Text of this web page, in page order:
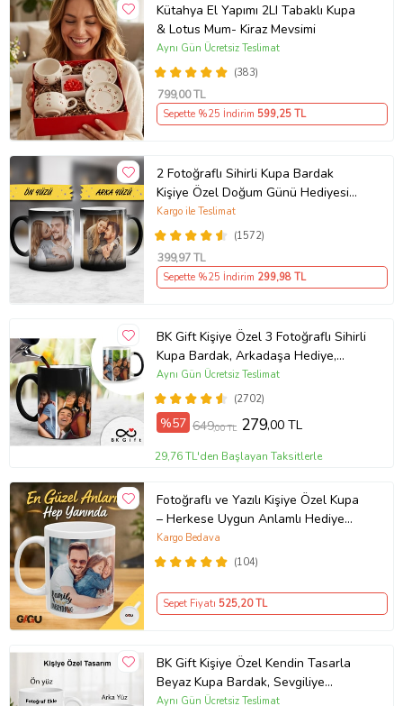
Kütahya El Yapımı 2LI Tabaklı Kupa
& Lotus Mum- Kiraz Mevsimi
(383)
Aynı Gün Ücretsiz Teslimat
799,00 TL
Sepette %25 İndirim 599,25 TL
2 Fotoğraflı Sihirli Kupa Bardak
Kişiye Özel Doğum Günü Hediyesi
Sevgiliye Hediye Anneye Babaya
Ablaya Abiye Kız Erkek Kardeşe
Arkadaşa Resimli Günü Yıl Dönümü
Hediyesi
(1572)
Kargo ile Teslimat
399,97 TL
Sepette %25 İndirim 299,98 TL
BK Gift Kişiye Özel 3 Fotoğraflı Sihirli
Kupa Bardak, Arkadaşa Hediye,
Sevgiliye Hediye
(2702)
Aynı Gün Ücretsiz Teslimat
%57 649,00 TL 279,00 TL
29,76 TL'den Başlayan Taksitlerle
Fotoğraflı ve Yazılı Kişiye Özel Kupa
– Herkese Uygun Anlamlı Hediye
Porselen Baskılı Kupa (Beyaz)
(104)
Kargo Bedava
Sepet Fiyatı 525,20 TL
BK Gift Kişiye Özel Kendin Tasarla
Beyaz Kupa Bardak, Sevgiliye
Hediye, Arkadaşa Hediye, Doğum
Aynı Gün Ücretsiz Teslimat